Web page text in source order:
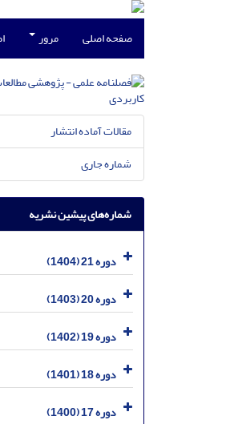
صفحه اصلی مرور
مقالات آماده انتشار
شماره جاری
شماره‌های پیشین نشریه
دوره 21 (1404)
دوره 20 (1403)
دوره 19 (1402)
دوره 18 (1401)
دوره 17 (1400)